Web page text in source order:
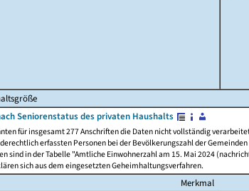
Seniorenstatus des privaten Haushalts
für insgesamt 277 Anschriften die Daten nicht vollständig
erfassten Personen bei der Bevölkerungszahl der
sind in der Tabelle "Amtliche Einwohnerzahl am 15. Mai 2024
sich aus dem eingesetzten Geheimhaltungsverfahren.
Merkmal